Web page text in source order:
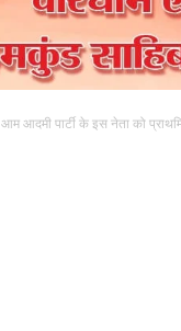
आम आदमी पार्टी के इस नेता को